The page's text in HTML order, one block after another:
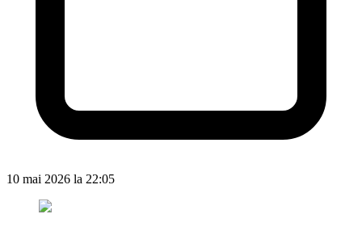
10 mai 2026 la 22:05